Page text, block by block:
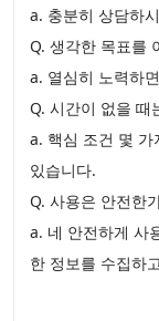
a. 충분히 상담하
Q. 생각한 목표를
a. 열심히 노력하
Q. 시간이 없을 때
a. 핵심 조건 몇 가
있습니다.
Q. 사용은 안전한
a. 네 안전하게 사
한 정보를 수집하